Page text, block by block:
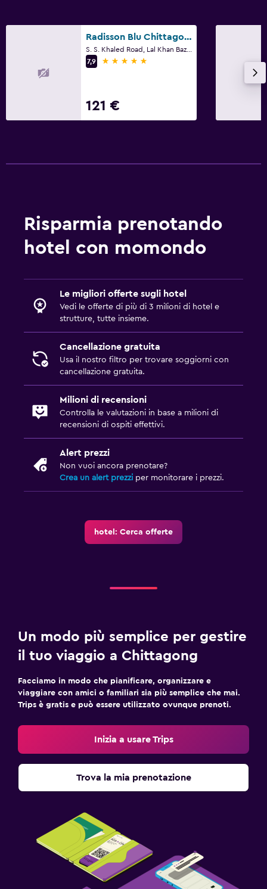
Radisson Blu Chittagong Bay View
7,9
5 stelle
121 €
Risparmia prenotando
hotel con momondo
Le migliori offerte sugli hotel
Vedi le offerte di più di 3 milioni di hotel e
strutture, tutte insieme.
Cancellazione gratuita
Usa il nostro filtro per trovare soggiorni con
cancellazione gratuita.
Milioni di recensioni
Controlla le valutazioni in base a milioni di
recensioni di ospiti effettivi.
Alert prezzi
Non vuoi ancora prenotare?
Crea un alert prezzi per monitorare i prezzi.
hotel: Cerca offerte
Un modo più semplice per gestire
il tuo viaggio a Chittagong
Facciamo in modo che pianificare, organizzare e
viaggiare con amici o familiari sia più semplice che mai.
Trips è gratis e può essere utilizzato ovunque prenoti.
Inizia a usare Trips
Trova la mia prenotazione